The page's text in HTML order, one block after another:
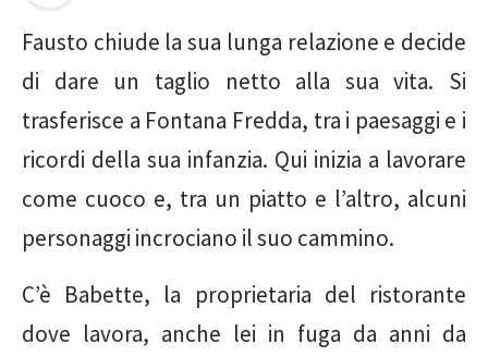
Fausto chiude la sua lunga relazione e decide
di dare un taglio netto alla sua vita. Si
trasferisce a Fontana Fredda, tra i paesaggi e i
ricordi della sua infanzia. Qui inizia a lavorare
come cuoco e, tra un piatto e l’altro, alcuni
personaggi incrociano il suo cammino.
C’è Babette, la proprietaria del ristorante
dove lavora, anche lei in fuga da anni da